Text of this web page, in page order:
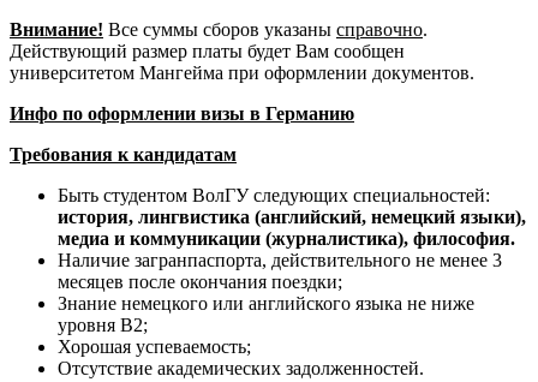
Внимание! Все суммы сборов указаны справочно.
Действующий размер платы будет Вам сообщен
университетом Мангейма при оформлении документов.
Инфо по оформлении визы в Германию
Требования к кандидатам
Быть студентом ВолГУ следующих специальностей:
история, лингвистика (английский, немецкий языки),
медиа и коммуникации (журналистика), философия.
Наличие загранпаспорта, действительного не менее 3
месяцев после окончания поездки;
Знание немецкого или английского языка не ниже
уровня В2;
Хорошая успеваемость;
Отсутствие академических задолженностей.